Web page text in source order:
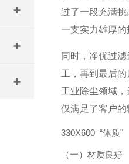
过了一段充满
一支实力雄厚
同时，净优过
工，再到最后
工业除尘领域
仅满足了客户
330X600 “体质"
（一）材质良好